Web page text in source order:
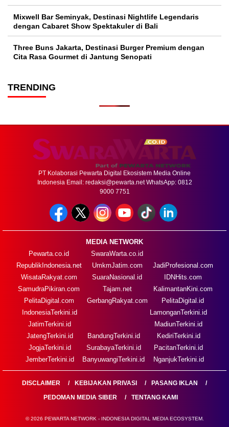
Mixwell Bar Seminyak, Destinasi Nightlife Legendaris
dengan Cabaret Show Spektakuler di Bali
Three Buns Jakarta, Destinasi Burger Premium dengan
Cita Rasa Gourmet di Jantung Senopati
TRENDING
PT Kolaborasi Pewarta Digital Ekosistem Media Online
Indonesia Email: redaksi@pewarta.netWhatsApp: 0812
9000 7751
MEDIA NETWORK
Pewarta.co.id
RepublikIndonesia.net
WisataRakyat.com
SamudraPikiran.com
PelitaDigital.com
SwaraWarta.co.id
UmkmJatim.com
SuaraNasional.id
Tajam.net
GerbangRakyat.com
JadiProfesional.com
IDNHits.com
KalimantanKini.com
PelitaDigital.id
IndonesiaTerkini.id
JatimTerkini.id
JatengTerkini.id
JogjaTerkini.id
JemberTerkini.id
BandungTerkini.id
SurabayaTerkini.id
BanyuwangiTerkini.id
LamonganTerkini.id
MadiunTerkini.id
KediriTerkini.id
PacitanTerkini.id
NganjukTerkini.id
DISCLAIMER KEBIJAKAN PRIVASI
PASANG IKLAN
PEDOMAN MEDIA SIBER
TENTANG KAMI
© 2026 PEWARTA NETWORK - INDONESIA DIGITAL MEDIA ECOSYSTEM.